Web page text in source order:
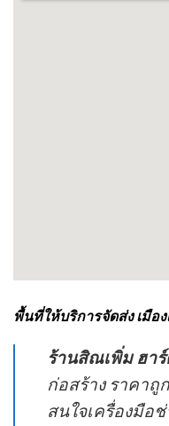
พื้นที่ให้บริการจัดส่ง เมือ
ร้านสิณเพิ่ม ฮา
ก่อสร้าง ราคาถู
สนใจเครื่องมือ